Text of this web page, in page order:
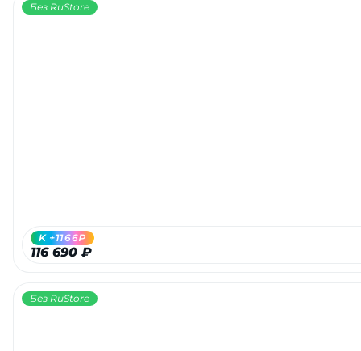
Без RuStore
116 690 ₽
K +1166₽
Без RuStore